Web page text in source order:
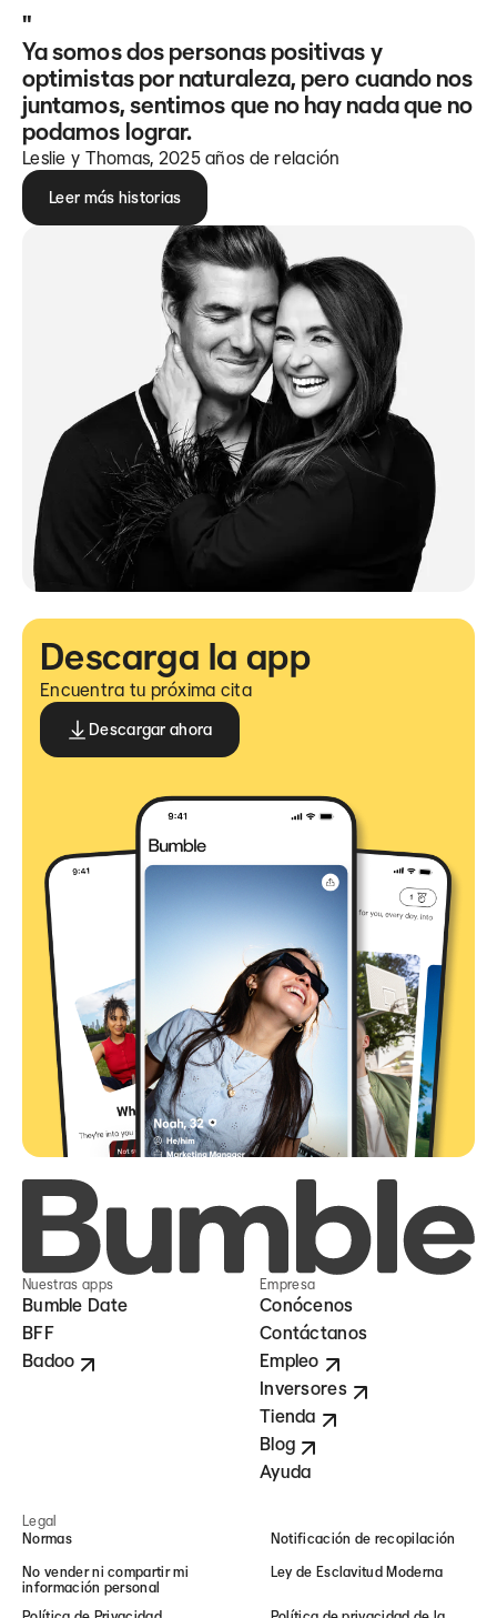
"
Ya somos dos personas positivas y
optimistas por naturaleza, pero cuando nos
juntamos, sentimos que no hay nada que no
podamos lograr.
Leslie y Thomas, 2025 años de relación
Leer más historias
Descarga la app
Encuentra tu próxima cita
Descargar ahora
Nuestras apps
Bumble Date
BFF
Badoo
Empresa
Conócenos
Contáctanos
Empleo
Inversores
Tienda
Blog
Ayuda
Legal
Normas
No vender ni compartir mi
información personal
Notificación de recopilación
Ley de Esclavitud Moderna